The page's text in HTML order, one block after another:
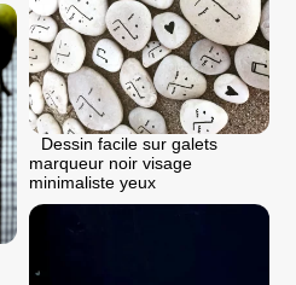
Dessin facile sur galets
marqueur noir visage
minimaliste yeux